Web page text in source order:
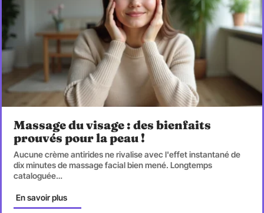
Massage du visage : des bienfaits
prouvés pour la peau !
Aucune crème antirides ne rivalise avec l'effet instantané de
dix minutes de massage facial bien mené. Longtemps
cataloguée…
En savoir plus